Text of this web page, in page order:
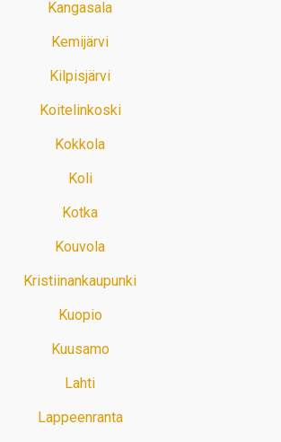
Kangasala
Kemijärvi
Kilpisjärvi
Koitelinkoski
Kokkola
Koli
Kotka
Kouvola
Kristiinankaupunki
Kuopio
Kuusamo
Lahti
Lappeenranta